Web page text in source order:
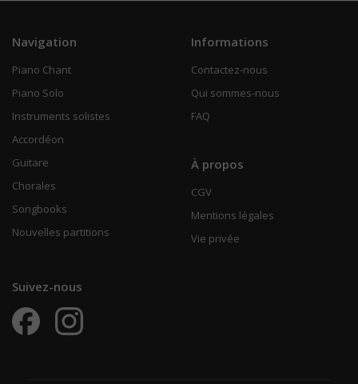
Navigation
Piano Chant
Piano Solo
Instruments solistes
Accordéon
Guitare
Chorales
Songbooks
Nouvelles partitions
Informations
Contactez-nous
Qui sommes-nous
FAQ
À propos
CGV
Mentions légales
Vie privée
Suivez-nous